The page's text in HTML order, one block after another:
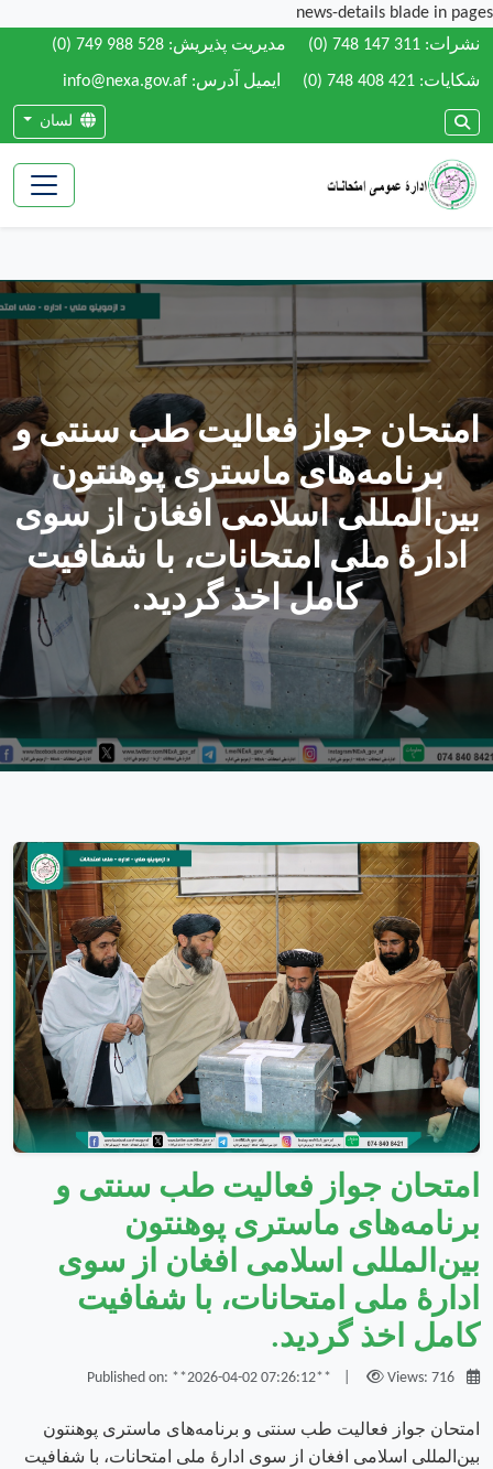
news-details blade in pages
نشرات: (0) 748 147 311 مدیریت پذیریش: (0) 749 988 528
شکایات: (0) 748 408 421 ایمیل آدرس: info@nexa.gov.af
لسان
امتحان جواز فعالیت طب سنتی و
برنامه‌های ماستری پوهنتون
بین‌المللی اسلامی افغان از سوی
ادارهٔ ملی امتحانات، با شفافیت
کامل اخذ گردید.
امتحان جواز فعالیت طب سنتی و
برنامه‌های ماستری پوهنتون
بین‌المللی اسلامی افغان از سوی
ادارهٔ ملی امتحانات، با شفافیت
کامل اخذ گردید.
Views: 716
امتحان جواز فعالیت طب سنتی و برنامه‌های ماستری پوهنتون
بین‌المللی اسلامی افغان از سوی ادارهٔ ملی امتحانات، با شفافیت